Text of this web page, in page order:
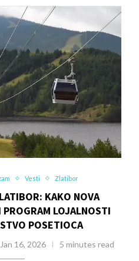
Vesti Zlatibor
KAKO NOVA
LOJALNOSTI
POSETIOCA
Jan 16, 2026 5 minutes read